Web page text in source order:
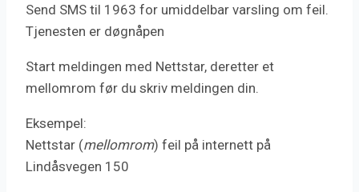
Send SMS til 1963 for umiddelbar varsling om feil.
Tjenesten er døgnåpen
Start meldingen med Nettstar, deretter et
mellomrom før du skriv meldingen din.
Eksempel:
Nettstar (mellomrom) feil på internett på
Lindåsvegen 150